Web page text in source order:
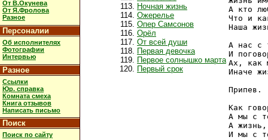
От В.Окунева
От Я.Фролова
Разное
Персоналии
Об исполнителях
Фотографии
Интервью
Разное
Ссылки
Юр. справка
Комната смеха
Книга отзывов
Написать письмо
Поиск
Поиск по сайту
Ночная жизнь
Ожерелье
Опер Самсонов
Орёл
От всей души
Первая девочка
Первое солнышко марта
Первый срок
А кто
Что и
Наша
А нас с
И
Ах, как
Иначе
Припев.
Как
А мы с
А
И мы с